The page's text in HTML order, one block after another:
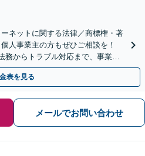
ネットに関する法律／商標権・著
人事業主の方もぜひご相談を！
務からトラブル対応まで、事業運
【京急川崎駅1分】
表を見る
メールでお問い合わせ